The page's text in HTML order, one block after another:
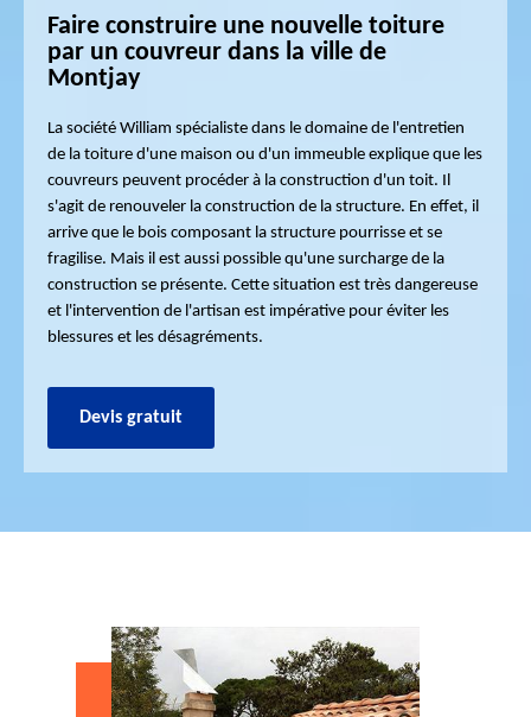
Faire construire une nouvelle toiture
par un couvreur dans la ville de
Montjay
La société William spécialiste dans le domaine de l'entretien
de la toiture d'une maison ou d'un immeuble explique que les
couvreurs peuvent procéder à la construction d'un toit. Il
s'agit de renouveler la construction de la structure. En effet, il
arrive que le bois composant la structure pourrisse et se
fragilise. Mais il est aussi possible qu'une surcharge de la
construction se présente. Cette situation est très dangereuse
et l'intervention de l'artisan est impérative pour éviter les
blessures et les désagréments.
Devis gratuit